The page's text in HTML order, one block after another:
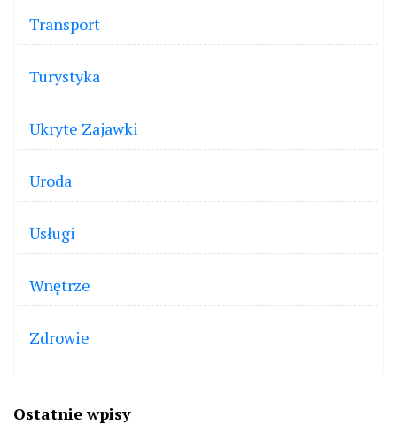
Transport
Turystyka
Ukryte Zajawki
Uroda
Usługi
Wnętrze
Zdrowie
Ostatnie wpisy